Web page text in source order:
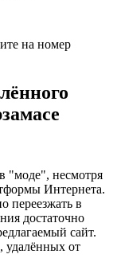
на номер
"моде", несмотря
Интернета.
переезжать в
достаточно
сайт.
удалённых от